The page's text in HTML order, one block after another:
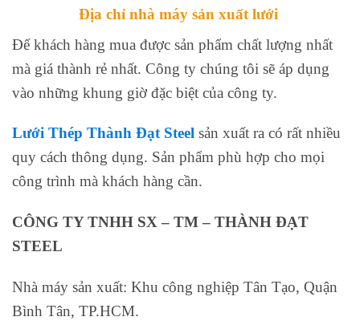
Địa chỉ nhà máy sản xuất lưới
Để khách hàng mua được sản phẩm chất lượng nhất
mà giá thành rẻ nhất. Công ty chúng tôi sẽ áp dụng
vào những khung giờ đặc biệt của công ty.
Lưới Thép Thành Đạt Steel sản xuất ra có rất nhiều
quy cách thông dụng. Sản phẩm phù hợp cho mọi
công trình mà khách hàng cần.
CÔNG TY TNHH SX – TM – THÀNH ĐẠT
STEEL
Nhà máy sản xuất: Khu công nghiệp Tân Tạo, Quận
Bình Tân, TP.HCM.